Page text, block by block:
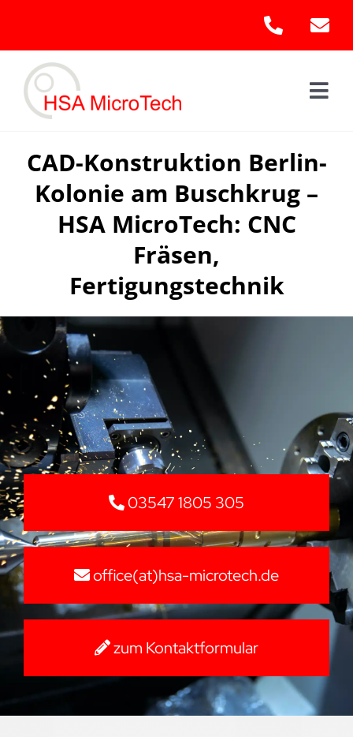
content
CAD-Konstruktion Berlin-
Kolonie am Buschkrug –
HSA MicroTech: CNC
Fräsen,
Fertigungstechnik
03547 1805 305
office(at)hsa-microtech.de
zum Kontaktformular